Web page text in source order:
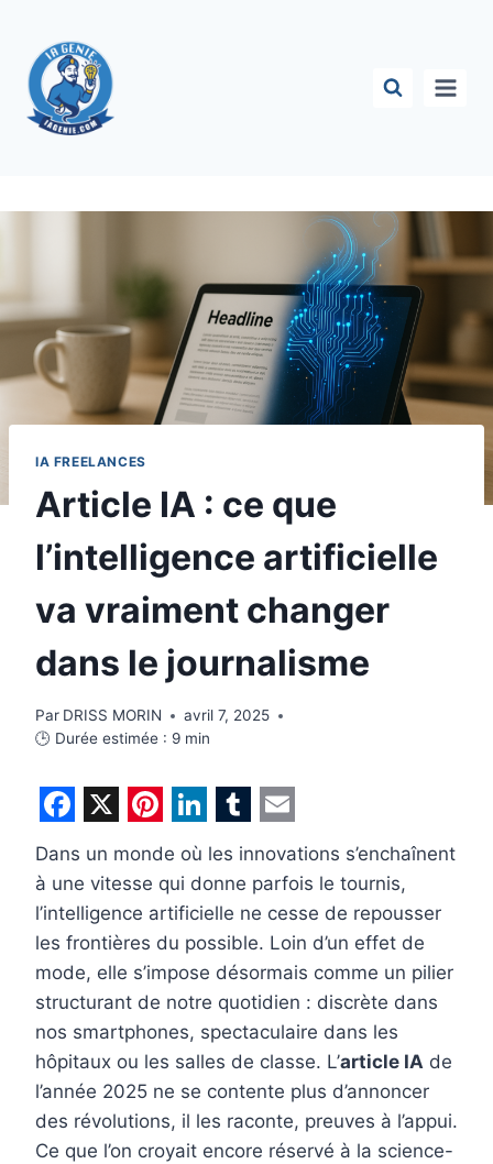
contenu
IA FREELANCES
Article IA : ce que
l’intelligence artificielle
va vraiment changer
dans le journalisme
Par DRISS MORIN
avril 7, 2025
🕒 Durée estimée : 9 min
F
a
c
e
b
o
o
k
X
P
i
n
t
e
r
e
s
t
L
i
n
k
e
d
I
n
T
u
m
b
l
r
E
m
a
i
l
Dans un monde où les innovations s’enchaînent
à une vitesse qui donne parfois le tournis,
l’intelligence artificielle ne cesse de repousser
les frontières du possible. Loin d’un effet de
mode, elle s’impose désormais comme un pilier
structurant de notre quotidien : discrète dans
nos smartphones, spectaculaire dans les
hôpitaux ou les salles de classe. L’article IA de
l’année 2025 ne se contente plus d’annoncer
des révolutions, il les raconte, preuves à l’appui.
Ce que l’on croyait encore réservé à la science-